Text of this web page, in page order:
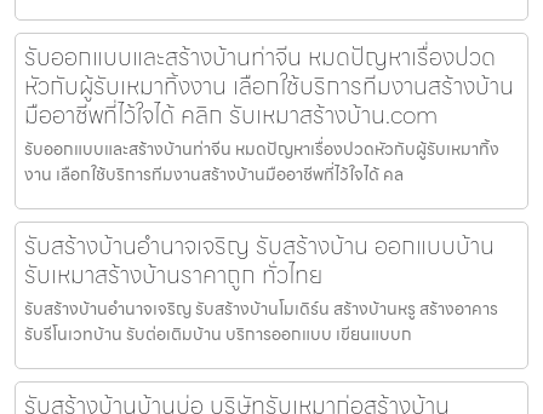
รับออกแบบและสร้างบ้านท่าจีน หมดปัญหาเรื่องปวด
หัวกับผู้รับเหมาทิ้งงาน เลือกใช้บริการทีมงานสร้างบ้าน
มืออาชีพที่ไว้ใจได้ คลิก รับเหมาสร้างบ้าน.com
รับออกแบบและสร้างบ้านท่าจีน หมดปัญหาเรื่องปวดหัวกับผู้รับเหมาทิ้ง
งาน เลือกใช้บริการทีมงานสร้างบ้านมืออาชีพที่ไว้ใจได้ คล
รับสร้างบ้านอำนาจเจริญ รับสร้างบ้าน ออกแบบบ้าน
รับเหมาสร้างบ้านราคาถูก ทั่วไทย
รับสร้างบ้านอำนาจเจริญ รับสร้างบ้านโมเดิร์น สร้างบ้านหรู สร้างอาคาร
รับรีโนเวทบ้าน รับต่อเติมบ้าน บริการออกแบบ เขียนแบบก
รับสร้างบ้านบ้านบ่อ บริษัทรับเหมาก่อสร้างบ้าน